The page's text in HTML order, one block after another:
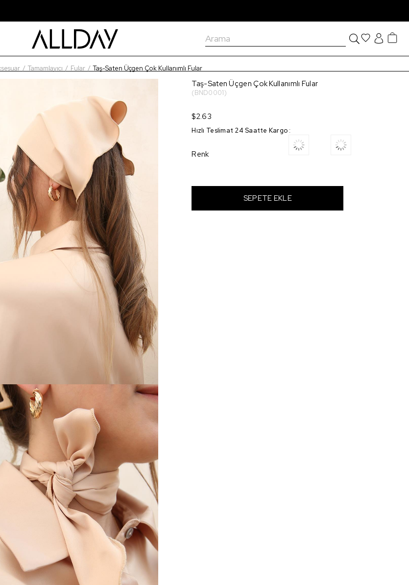
Tamamlayıcı Fular Taş-Saten Üçgen Çok Kullanımlı Fular
Taş-Saten Üçgen Çok Kullanımlı Fular
(BND0001)
$2.63
Hızlı Teslimat 24 Saatte Kargo :
Renk